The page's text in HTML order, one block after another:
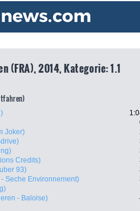
(FRA), 2014, Kategorie: 1.1
Joker)
Credits)
93)
Seche Environnement)
- Baloise)